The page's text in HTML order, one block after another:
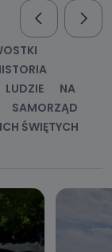
LUDZIE
NA
SAMORZĄD
ŚWIĘTYCH